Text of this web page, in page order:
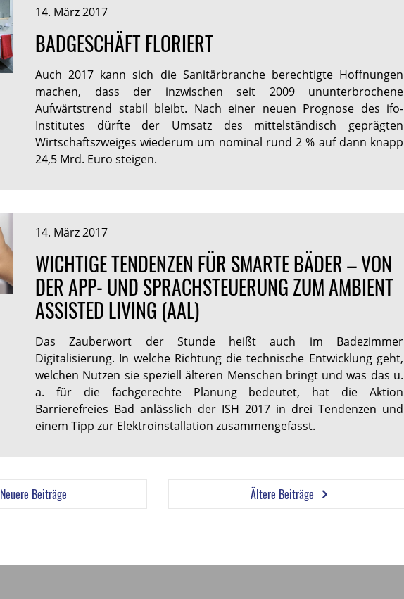
14. März 2017
BADGESCHÄFT FLORIERT
Auch 2017 kann sich die Sanitärbranche berechtigte Hoffnungen
machen, dass der inzwischen seit 2009 ununterbrochene
Aufwärtstrend stabil bleibt. Nach einer neuen Prognose des ifo-
Institutes dürfte der Umsatz des mittelständisch geprägten
Wirtschaftszweiges wiederum um nominal rund 2 % auf dann knapp
24,5 Mrd. Euro steigen.
14. März 2017
WICHTIGE TENDENZEN FÜR SMARTE BÄDER – VON
DER APP- UND SPRACHSTEUERUNG ZUM AMBIENT
ASSISTED LIVING (AAL)
Das Zauberwort der Stunde heißt auch im Badezimmer
Digitalisierung. In welche Richtung die technische Entwicklung geht,
welchen Nutzen sie speziell älteren Menschen bringt und was das u.
a. für die fachgerechte Planung bedeutet, hat die Aktion
Barrierefreies Bad anlässlich der ISH 2017 in drei Tendenzen und
einem Tipp zur Elektroinstallation zusammengefasst.
Neuere Beiträge Ältere Beiträge